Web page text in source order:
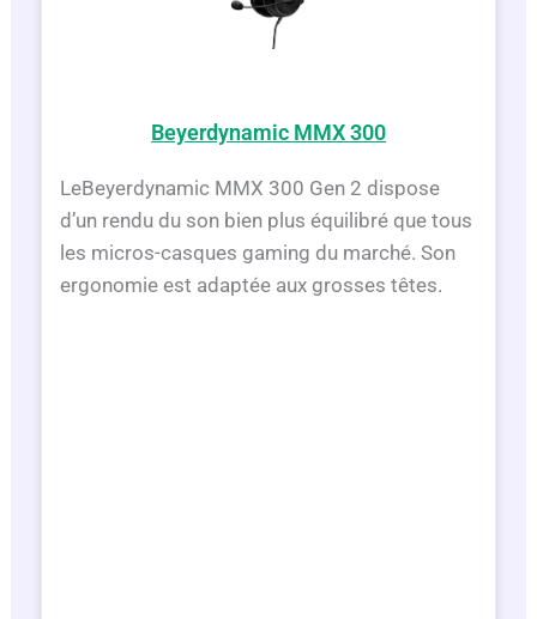
Beyerdynamic MMX 300
LeBeyerdynamic MMX 300 Gen 2 dispose
d’un rendu du son bien plus équilibré que tous
les micros-casques gaming du marché. Son
ergonomie est adaptée aux grosses têtes.